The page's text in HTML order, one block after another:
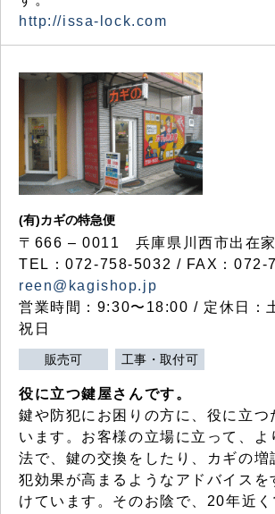
http://issa-lock.com
(有)カギの特急便
〒666 – 0011 兵庫県川西市出在
TEL：072-758-5032 / FAX：072-
reen@kagishop.jp
営業時間：9:30〜18:00 / 定休日：
祝日
販売可 工事・取付可
役に立つ鍵屋さんです。
鍵や防犯にお困りの方に、役に立つ
います。お客様の立場に立って、よ
法で、鍵の交換をしたり、カギの増
犯効果が高まるようなアドバイスを
けています。そのお陰で、20年近く